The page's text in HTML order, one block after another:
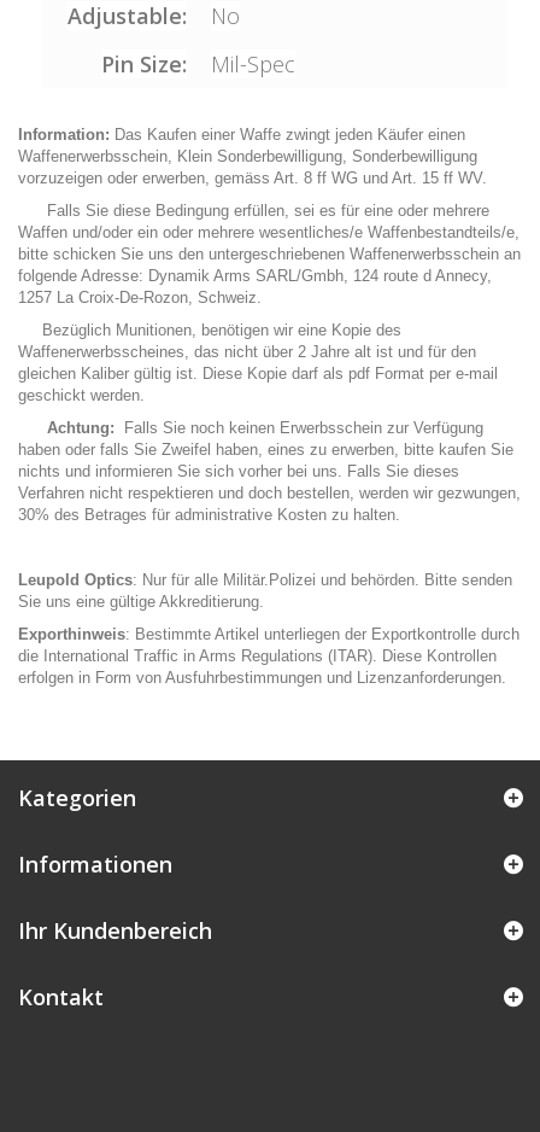
Adjustable:
No
Pin Size:
Mil-Spec
Information: Das Kaufen einer Waffe zwingt jeden Käufer einen
Waffenerwerbsschein, Klein Sonderbewilligung, Sonderbewilligung
vorzuzeigen oder erwerben, gemäss Art. 8 ff WG und Art. 15 ff WV.
Falls Sie diese Bedingung erfüllen, sei es für eine oder mehrere
Waffen und/oder ein oder mehrere wesentliches/e Waffenbestandteils/e,
bitte schicken Sie uns den untergeschriebenen Waffenerwerbsschein an
folgende Adresse: Dynamik Arms SARL/Gmbh, 124 route d Annecy,
1257 La Croix-De-Rozon, Schweiz.
Bezüglich Munitionen, benötigen wir eine Kopie des
Waffenerwerbsscheines, das nicht über 2 Jahre alt ist und für den
gleichen Kaliber gültig ist. Diese Kopie darf als pdf Format per e-mail
geschickt werden.
Achtung: Falls Sie noch keinen Erwerbsschein zur Verfügung
haben oder falls Sie Zweifel haben, eines zu erwerben, bitte kaufen Sie
nichts und informieren Sie sich vorher bei uns. Falls Sie dieses
Verfahren nicht respektieren und doch bestellen, werden wir gezwungen,
30% des Betrages für administrative Kosten zu halten.
Leupold Optics: Nur für alle Militär.Polizei und behörden. Bitte senden
Sie uns eine gültige Akkreditierung.
Exporthinweis: Bestimmte Artikel unterliegen der Exportkontrolle durch
die International Traffic in Arms Regulations (ITAR). Diese Kontrollen
erfolgen in Form von Ausfuhrbestimmungen und Lizenzanforderungen.
Kategorien
Informationen
Ihr Kundenbereich
Kontakt